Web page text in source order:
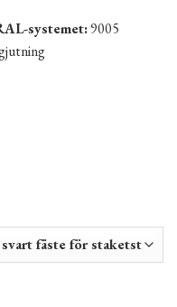
systemet:9005